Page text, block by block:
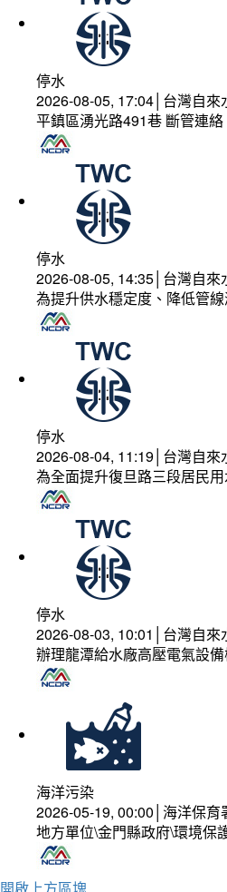
停水
2026-08-05, 17:04│台灣自來
平鎮區湧光路491巷 斷管連
停水
2026-08-05, 14:35│台灣自來
為提升供水穩定度、降低管
停水
2026-08-04, 11:19│台灣自來
為全面提升復旦路三段居民
停水
2026-08-03, 10:01│台灣自來
辦理龍潭給水廠高壓電氣設
海洋污染
2026-05-19, 00:00│海洋保育
地方單位\金門縣政府\環境保